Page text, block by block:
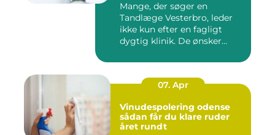
Mange, der søger en
Tandlæge Vesterbro, leder
ikke kun efter en fagligt
dygtig klinik. De ønsker
07. Apr
Vinudespolering odense
sådan får du klare ruder
året rundt